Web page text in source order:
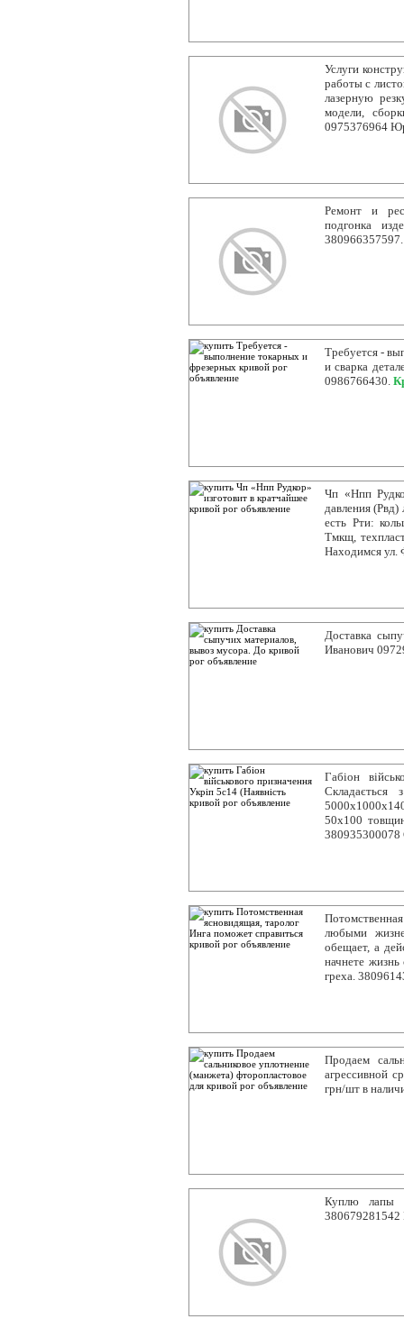
Услуги
работы с
лазерную
модели,
0975376964
Ремонт и
подгонка
Требуется -
и сварка
0986766430.
Чп «Нпп
давления
есть Рти:
Тмкщ,
Находимся ул.
Доставка
Иванович
Габіон
50х100
380935300078
любыми
обещает, а
начнете жизнь
греха.
Продаем
агрессивной
грн/шт в
Куплю лапы